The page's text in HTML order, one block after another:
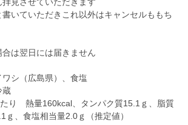
いていただきこれ以外はキャンセルももち
は翌日には届きません
シ（広島県）、食塩
蔵
り 熱量160kcal、タンパク質15.1ｇ、脂質
ｇ、食塩相当量2.0ｇ（推定値）